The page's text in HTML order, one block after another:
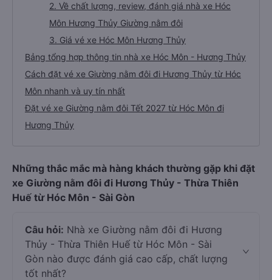
2. Về chất lượng, review, đánh giá nhà xe Hóc
Môn Hương Thủy Giường nằm đôi
3. Giá vé xe Hóc Môn Hương Thủy
Bảng tổng hợp thông tin nhà xe Hóc Môn - Hương Thủy
Cách đặt vé xe Giường nằm đôi đi Hương Thủy từ Hóc
Môn nhanh và uy tín nhất
Đặt vé xe Giường nằm đôi Tết 2027 từ Hóc Môn đi
Hương Thủy
Những thắc mắc mà hàng khách thường gặp khi đặt
xe Giường nằm đôi đi Hương Thủy - Thừa Thiên
Huế từ Hóc Môn - Sài Gòn
Câu hỏi: Nhà xe Giường nằm đôi đi Hương
Thủy - Thừa Thiên Huế từ Hóc Môn - Sài
Gòn nào được đánh giá cao cấp, chất lượng
tốt nhất?